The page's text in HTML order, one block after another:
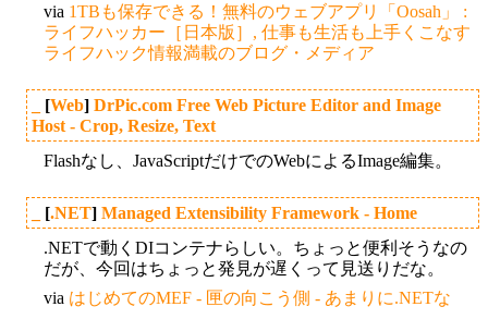
via 1TBも保存できる！無料のウェブアプリ「Oosah」 :
ライフハッカー［日本版］, 仕事も生活も上手くこなす
ライフハック情報満載のブログ・メディア
[Web] DrPic.com Free Web Picture Editor and Image
Host - Crop, Resize, Text
Flashなし、JavaScriptだけでのWebによるImage編集。
[.NET] Managed Extensibility Framework - Home
.NETで動くDIコンテナらしい。ちょっと便利そうなの
だが、今回はちょっと発見が遅くって見送りだな。
via はじめてのMEF - 匣の向こう側 - あまりに.NETな